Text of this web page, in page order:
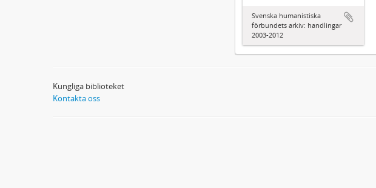
Svenska humanistiska
förbundets arkiv: handlingar
2003-2012
Kungliga biblioteket
Kontakta oss